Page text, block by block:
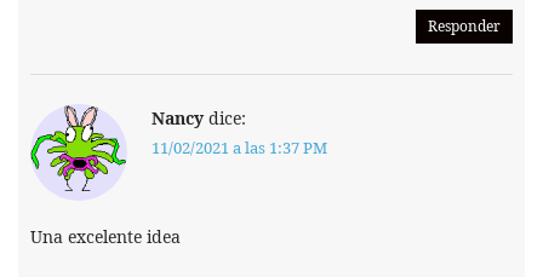
Responder
Nancy dice:
11/02/2021 a las 1:37 PM
Una excelente idea